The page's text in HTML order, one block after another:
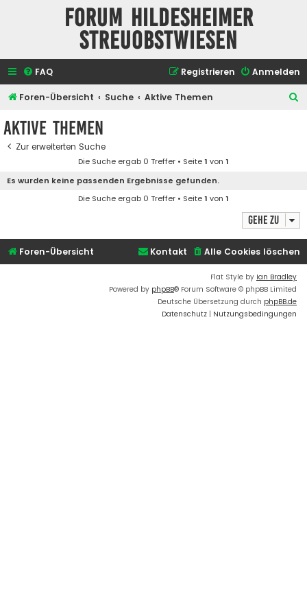
Forum Hildesheimer
Streuobstwiesen
FAQ Anmelden
Registrieren
Foren-Übersicht Suche Aktive Themen
Aktive Themen
Zur erweiterten Suche
Die Suche ergab 0 Treffer • Seite1 von 1
Es wurden keine passenden Ergebnisse gefunden.
Die Suche ergab 0 Treffer • Seite1 von 1
Gehe zu
Foren-Übersicht Alle Cookies löschen
Kontakt
Flat Style by Ian Bradley
Powered by phpBB® Forum Software © phpBB Limited
Deutsche Übersetzung durch phpBB.de
Datenschutz | Nutzungsbedingungen